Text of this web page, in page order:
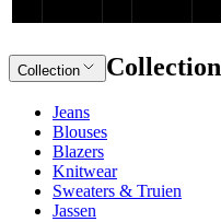
Collection Collection
Jeans
Blouses
Blazers
Knitwear
Sweaters & Truien
Jassen